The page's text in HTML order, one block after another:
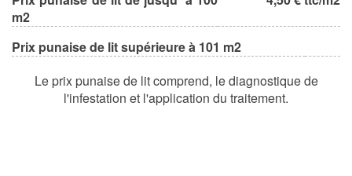
m2
Prix punaise de lit supérieure à 101 m2
Le prix punaise de lit comprend, le diagnostique de
l'infestation et l'application du traitement.